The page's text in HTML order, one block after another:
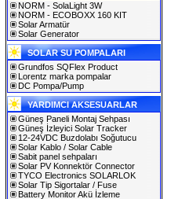
NORM - SolaLight 3W
NORM - ECOBOXX 160 KIT
Solar Armatür
Solar Generator
SOLAR SU POMPALARI
Grundfos SQFlex Product
Lorentz marka pompalar
DC Pompa/Pump
YARDIMCI AKSESUARLAR
Güneş Paneli Montaj Sehpası
Güneş İzleyici Solar Tracker
12-24VDC Buzdolabı Soğutucu
Solar Kablo / Solar Cable
Sabit panel sehpaları
Solar PV Konnektör Connector
TYCO Electronics SOLARLOK
Solar Tip Sigortalar / Fuse
Battery Monitor Akü İzleme